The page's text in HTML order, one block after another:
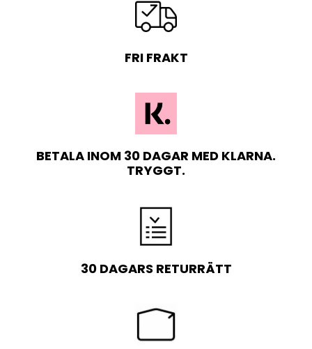
FRI FRAKT
BETALA INOM 30 DAGAR MED KLARNA.
TRYGGT.
30 DAGARS RETURRÄTT